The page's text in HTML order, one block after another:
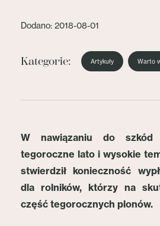
Dodano: 2018-08-01
Kategorie: Artykuły Warto
W nawiązaniu do szkód
tegoroczne lato i wysokie
stwierdził konieczność
dla rolników, którzy na
część tegorocznych plonów.